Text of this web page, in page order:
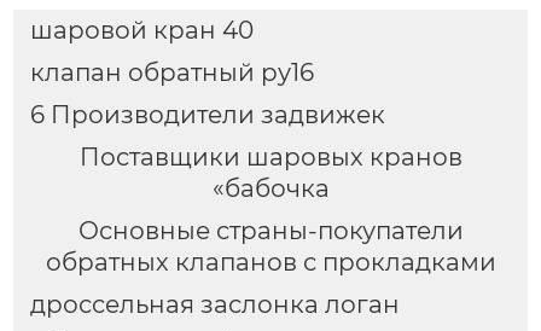
шаровой кран 40
клапан обратный ру16
6 Производители задвижек
Поставщики шаровых кранов
«бабочка
Основные страны-покупатели
обратных клапанов с прокладками
дроссельная заслонка логан